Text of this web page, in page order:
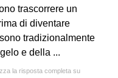
trascorrere un
di diventare
tradizionalmente
e della ...
la risposta completa su